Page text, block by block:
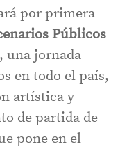
por primera
Públicos
, una jornada
en todo el país,
artística y
de partida de
pone en el